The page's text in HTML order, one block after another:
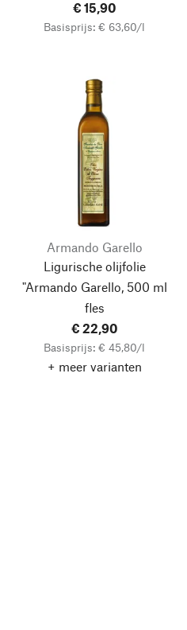
€ 15,90
Basisprijs: € 63,60/l
Armando Garello
Ligurische olijfolie
"Armando Garello, 500 ml
fles
€ 22,90
Basisprijs: € 45,80/l
+ meer varianten